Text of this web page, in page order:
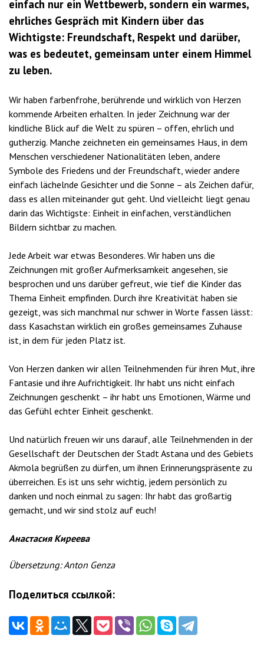
einfach nur ein Wettbewerb, sondern ein warmes,
ehrliches Gespräch mit Kindern über das
Wichtigste: Freundschaft, Respekt und darüber,
was es bedeutet, gemeinsam unter einem Himmel
zu leben.
Wir haben farbenfrohe, berührende und wirklich von Herzen
kommende Arbeiten erhalten. In jeder Zeichnung war der
kindliche Blick auf die Welt zu spüren – offen, ehrlich und
gutherzig. Manche zeichneten ein gemeinsames Haus, in dem
Menschen verschiedener Nationalitäten leben, andere
Symbole des Friedens und der Freundschaft, wieder andere
einfach lächelnde Gesichter und die Sonne – als Zeichen dafür,
dass es allen miteinander gut geht. Und vielleicht liegt genau
darin das Wichtigste: Einheit in einfachen, verständlichen
Bildern sichtbar zu machen.
Jede Arbeit war etwas Besonderes. Wir haben uns die
Zeichnungen mit großer Aufmerksamkeit angesehen, sie
besprochen und uns darüber gefreut, wie tief die Kinder das
Thema Einheit empfinden. Durch ihre Kreativität haben sie
gezeigt, was sich manchmal nur schwer in Worte fassen lässt:
dass Kasachstan wirklich ein großes gemeinsames Zuhause
ist, in dem für jeden Platz ist.
Von Herzen danken wir allen Teilnehmenden für ihren Mut, ihre
Fantasie und ihre Aufrichtigkeit. Ihr habt uns nicht einfach
Zeichnungen geschenkt – ihr habt uns Emotionen, Wärme und
das Gefühl echter Einheit geschenkt.
Und natürlich freuen wir uns darauf, alle Teilnehmenden in der
Gesellschaft der Deutschen der Stadt Astana und des Gebiets
Akmola begrüßen zu dürfen, um ihnen Erinnerungspräsente zu
überreichen. Es ist uns sehr wichtig, jedem persönlich zu
danken und noch einmal zu sagen: Ihr habt das großartig
gemacht, und wir sind stolz auf euch!
Анастасия Киреева
Übersetzung: Anton Genza
Поделиться ссылкой: